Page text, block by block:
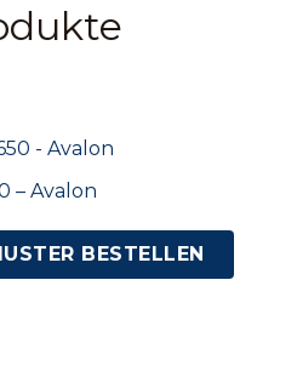
– Avalon
BESTELLEN